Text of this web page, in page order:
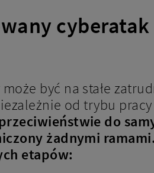
może być na stałe
od trybu
do
żadnymi
etapów: